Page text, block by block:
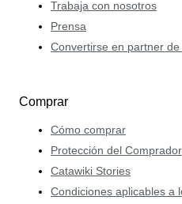
Trabaja con nosotros
Prensa
Convertirse en partner de
Comprar
Cómo comprar
Protección del Comprador
Catawiki Stories
Condiciones aplicables a